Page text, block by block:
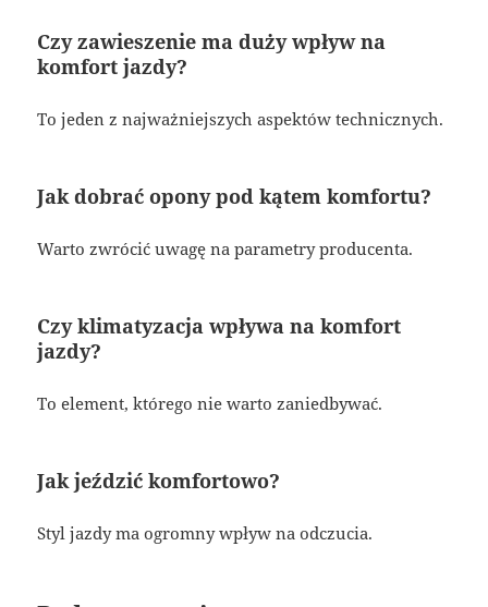
Czy zawieszenie ma duży wpływ na
komfort jazdy?
To jeden z najważniejszych aspektów technicznych.
Jak dobrać opony pod kątem komfortu?
Warto zwrócić uwagę na parametry producenta.
Czy klimatyzacja wpływa na komfort
jazdy?
To element, którego nie warto zaniedbywać.
Jak jeździć komfortowo?
Styl jazdy ma ogromny wpływ na odczucia.